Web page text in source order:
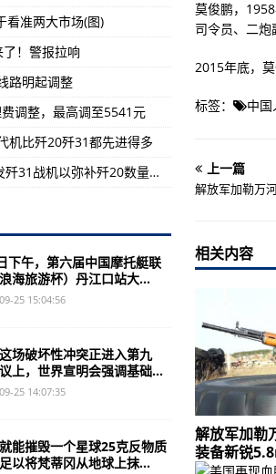
高达NEXTPLUS》基础系统和操作指南
使用核武器保卫其本土，美国此举是针对谁？
会叙利亚回应小组负责人马克-安德烈·亨塞尔
、周亚宁、上将军衔周亚宁出生于年年河北南宫人
战斗机模拟器好玩吗？怎么玩？(组图)
莫俊鹏，
司令员、二炮
2015年底，
标签： 中国
上一篇
解放军加勒万
相关内容
解放军加勒
装备新锐
看准两大市场(图)
！警报拉响
路明起调整
调整，最高调至5541元
机比歼20歼31都先进得多
美媒:中国依然还要研发歼31战机以弥补歼20数量不足
下午，第六届中国摩托艇联
海旅游杯）丹江口站大...
25 15:04:56
场破坏性冲突正进入第九
上，世界宣明会强调基础...
25 14:07:35
能摧毁一个星球25克反物质
以将梵蒂冈从地球上抹...